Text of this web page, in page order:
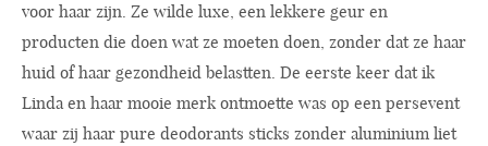
voor haar zijn. Ze wilde luxe, een lekkere geur en
producten die doen wat ze moeten doen, zonder dat ze haar
huid of haar gezondheid belastten. De eerste keer dat ik
Linda en haar mooie merk ontmoette was op een persevent
waar zij haar pure deodorants sticks zonder aluminium liet